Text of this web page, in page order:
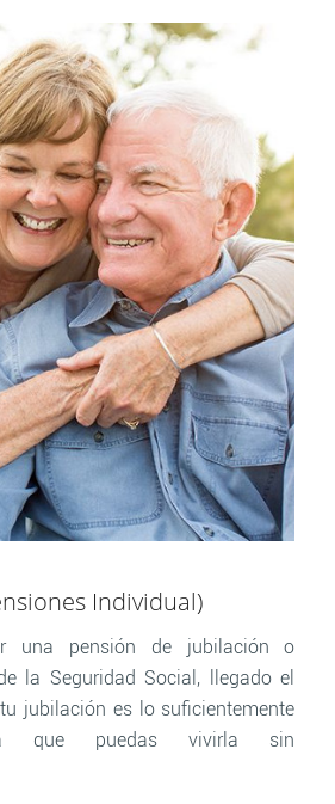
Individual)
una pensión de jubilación o
la Seguridad Social, llegado el
jubilación es lo suficientemente
que puedas vivirla sin